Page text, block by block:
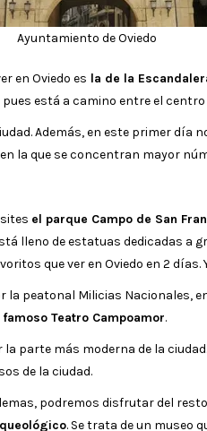
Ayuntamiento de Oviedo
en Oviedo es la de la
está a camino entre el
Además, en este primer día
la que se concentran mayor
el parque Campo de San
lleno de estatuas dedicadas a
que ver en Oviedo en 2 días.
la peatonal Milicias Nacionales,
famoso Teatro Campoamor.
parte más moderna de la
de la ciudad.
podremos disfrutar del
. Se trata de un museo